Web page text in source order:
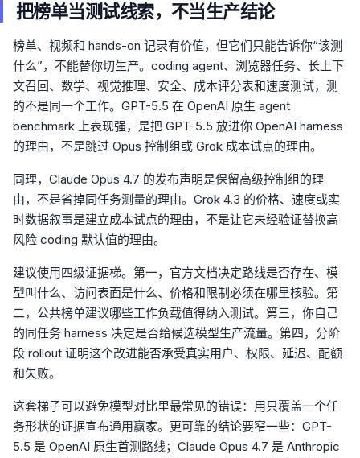
把榜单当测试线索，不当生产结论
榜单、视频和 hands-on 记录有价值，但它们只能告诉你“该测
什么”，不能替你切生产。coding agent、浏览器任务、长上下
文召回、数学、视觉推理、安全、成本评分表和速度测试，测
的不是同一个工作。GPT-5.5 在 OpenAI 原生 agent
benchmark 上表现强，是把 GPT-5.5 放进你 OpenAI harness
的理由，不是跳过 Opus 控制组或 Grok 成本试点的理由。
同理，Claude Opus 4.7 的发布声明是保留高级控制组的理
由，不是省掉同任务测量的理由。Grok 4.3 的价格、速度或实
时数据叙事是建立成本试点的理由，不是让它未经验证替换高
风险 coding 默认值的理由。
建议使用四级证据梯。第一，官方文档决定路线是否存在、模
型叫什么、访问表面是什么、价格和限制必须在哪里核验。第
二，公共榜单建议哪些工作负载值得纳入测试。第三，你自己
的同任务 harness 决定是否给候选模型生产流量。第四，分阶
段 rollout 证明这个改进能否承受真实用户、权限、延迟、配额
和失败。
这套梯子可以避免模型对比里最常见的错误：用只覆盖一个任
务形状的证据宣布通用赢家。更可靠的结论要窄一些：GPT-
5.5 是 OpenAI 原生首测路线；Claude Opus 4.7 是 Anthropic